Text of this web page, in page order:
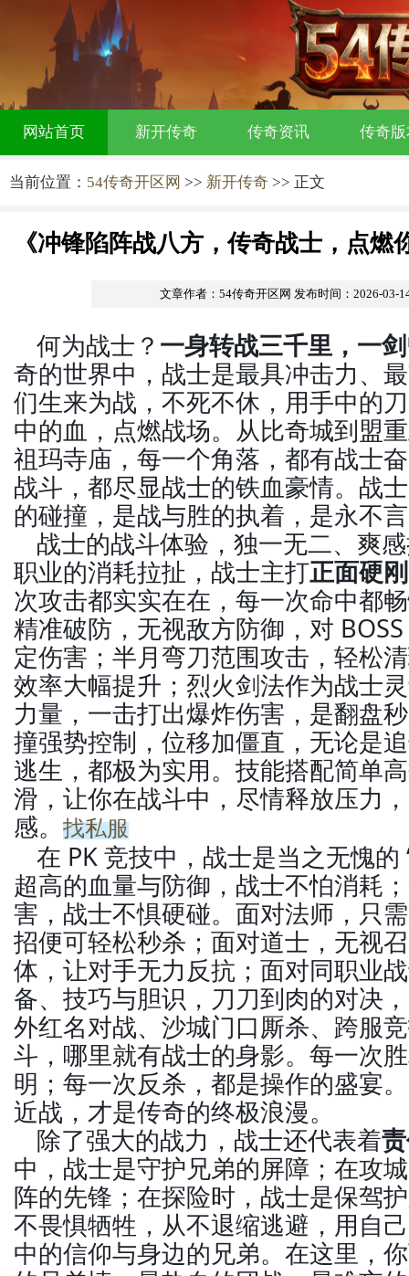
网站首页 新开传奇 传奇资讯 传奇
当前位置： 54传奇开区网 >> 新开传奇 >> 正文
《冲锋陷阵战八方，传奇战士，点燃
文章作者：54传奇开区网 发布时间：2026-03-
何为战士？ 一身转战三千里，一
奇的世界中，战士是最具冲击力、
们生来为战，不死不休，用手中的
中的血，点燃战场。从比奇城到盟
祖玛寺庙，每一个角落，都有战士
战斗，都尽显战士的铁血豪情。战
的碰撞，是战与胜的执着，是永不
战士的战斗体验，独一无二、爽
职业的消耗拉扯，战士主打正面硬
次攻击都实实在在，每一次命中都
精准破防，无视敌方防御，对
定伤害；半月弯刀范围攻击，轻松
效率大幅提升；烈火剑法作为战士
力量，一击打出爆炸伤害，是翻盘
撞强势控制，位移加僵直，无论是
逃生，都极为实用。技能搭配简单
滑，让你在战斗中，尽情释放压力
感。 找私服
在 PK 竞技中，战士是当之无愧的
超高的血量与防御，战士不怕消耗
害，战士不惧硬碰。面对法师，只
招便可轻松秒杀；面对道士，无视
体，让对手无力反抗；面对同职业
备、技巧与胆识，刀刀到肉的对决
外红名对战、沙城门口厮杀、跨服
斗，哪里就有战士的身影。每一次
明；每一次反杀，都是操作的盛宴
近战，才是传奇的终极浪漫。
除了强大的战力，战士还代表着
中，战士是守护兄弟的屏障；在攻
阵的先锋；在探险时，战士是保驾
不畏惧牺牲，从不退缩逃避，用自
中的信仰与身边的兄弟。在这里，